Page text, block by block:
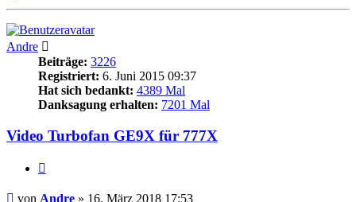
Andre
Beiträge: 3226
Registriert: 6. Juni 2015 09:37
Hat sich bedankt: 4389 Mal
Danksagung erhalten: 7201 Mal
Video Turbofan GE9X für 777X
Beitrag
von Andre » 16. März 2018 17:53